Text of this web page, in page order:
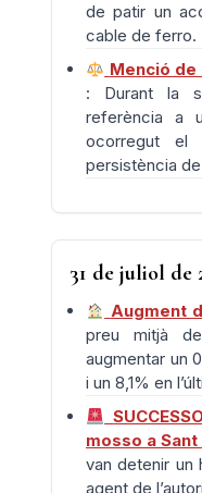
de patir un
cable de ferro.
Menció
: Durant la
referència a
ocorregut el
persistència
31 de juliol de
Augment
preu mitjà
augmentar un
i un 8,1% en
mosso a Sant
van detenir un
agent de